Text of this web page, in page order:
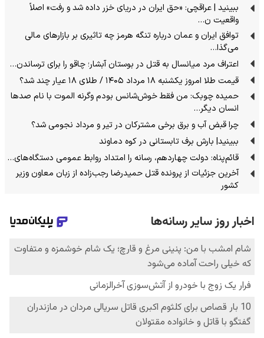
ببینید | عراقچی: «حق ایران در دریای خزر داده شد و رفت» اصلاً
واقعیت ن…
توافق ایران و عمان درباره تنگه هرمز چه تاثیری بر بازارهای مالی
می‌گذا…
اعتراف مرد میانسال به قتل در بوستان آبشار؛ چاقو را برای ترساندن…
قیمت طلا امروز یکشنبه ۱۸ مرداد ۱۴۰۵ / طلای ۱۸ عیار چند شد؟
حمیده چوبک: من فقط خوش‌شانس بودم وگرنه الموت با نام صدها
انسان دیگر…
چرا قبض آب و برق برخی مشترکان در تیر و مرداد نجومی شد؟
ببینید| بارش برف تابستانی در کوه دماوند
قائم‌پناه: دولت چهاردهم، رسانه را امتداد روابط عمومی دستگاه‌های…
آخرین جزئیات از پرونده قتل حمیدرضا رجب‌زاده از زبان معاون وزیر
کشور